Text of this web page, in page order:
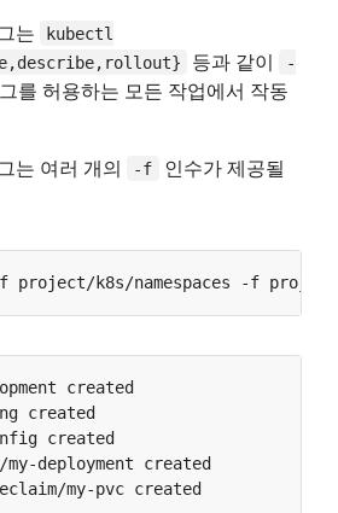
는
kubectl
등과 같이
-
를 허용하는 모든 작업에서 작동
는 여러 개의 -f
인수가 제공될